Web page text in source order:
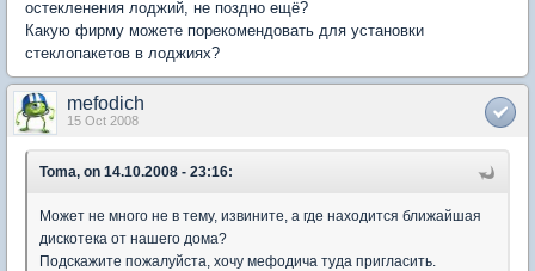
остекленения лоджий, не поздно ещё?
Какую фирму можете порекомендовать для установки
стеклопакетов в лоджиях?
mefodich
15 Oct 2008
Toma, on 14.10.2008 - 23:16:
Может не много не в тему, извините, а где находится ближайшая
дискотека от нашего дома?
Подскажите пожалуйста, хочу мефодича туда пригласить.